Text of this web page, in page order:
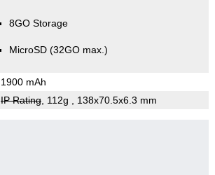
8GO Storage
MicroSD (32GO max.)
1900 mAh
IP Rating, 112g , 138x70.5x6.3 mm